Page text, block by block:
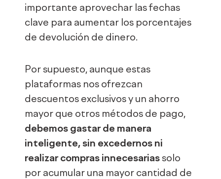
importante aprovechar las fechas
clave para aumentar los porcentajes
de devolución de dinero.
Por supuesto, aunque estas
plataformas nos ofrezcan
descuentos exclusivos y un ahorro
mayor que otros métodos de pago,
debemos gastar de manera
inteligente, sin excedernos ni
realizar compras innecesarias solo
por acumular una mayor cantidad de